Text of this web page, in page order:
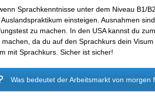
Sprachkenntnisse unter dem Niveau B1/
einsteigen. Ausnahmen
zu machen. In den USA kannst du
da du auf den Sprachkurs dein
mit Sprachkurs. Sicher ist sicher!
Was bedeutet der Arbeitsmarkt von morgen